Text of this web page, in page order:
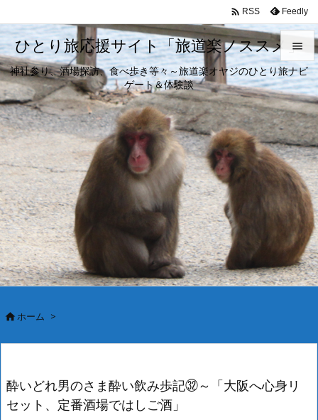
ひとり旅応援サイト「旅道楽ノススメ」
神社参り、酒場探訪、食べ歩き等々～旅道楽オヤジのひとり旅ナビ
ゲート＆体験談


メニュ

サイド

前へ

次へ

検索
 RSS Feedly
ホーム >
酔いどれ男のさま酔い飲み歩記㉜～「大阪へ心身リ
セット、定番酒場ではしご酒」